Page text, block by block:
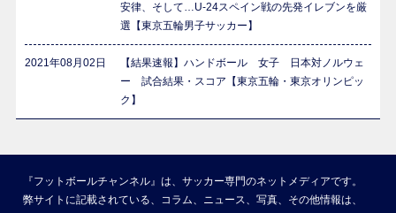
安律、そして…U-24スペイン戦の先発イレブンを厳
選【東京五輪男子サッカー】
2021年08月02日
【結果速報】ハンドボール 女子 日本対ノルウェ
ー 試合結果・スコア【東京五輪・東京オリンピッ
ク】
『フットボールチャンネル』は、サッカー専門のネットメディアです。
弊サイトに記載されている、コラム、ニュース、写真、その他情報は、